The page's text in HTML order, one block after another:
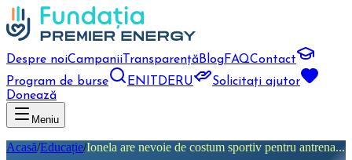
Despre noiCampanii TransparențăBlogFAQContact
Program de burse
EN DERU
Solicitați ajutor
Donează
Meniu
Acasă/Educație/Ionela are nevoie de costum sportiv pentru antrena...